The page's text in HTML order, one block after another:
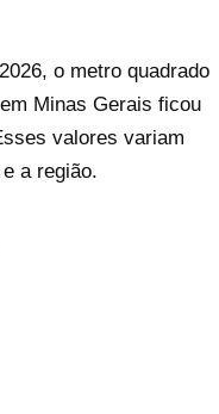
o metro quadrado
Minas Gerais ficou
valores variam
a região.